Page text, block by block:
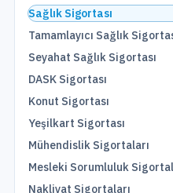
Sağlık Sigortası
Tamamlayıcı Sağlık
Seyahat Sağlık Sigortası
DASK Sigortası
Konut Sigortası
Yeşilkart Sigortası
Mühendislik Sigortaları
Mesleki Sorumluluk
Nakliyat Sigortaları